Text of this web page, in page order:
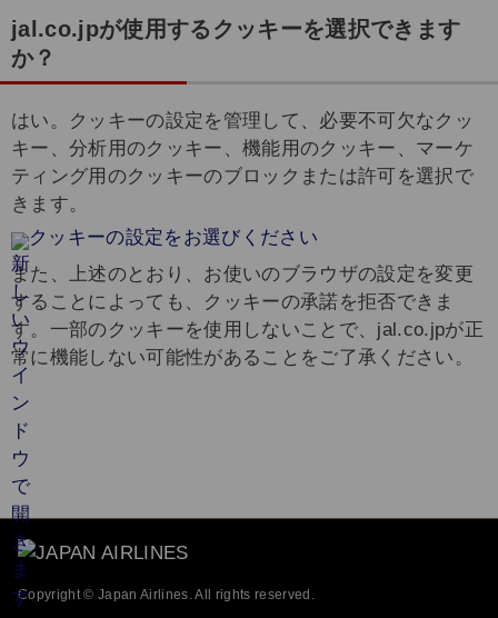
jal.co.jpが使用するクッキーを選択できます
か？
はい。クッキーの設定を管理して、必要不可欠なクッ
キー、分析用のクッキー、機能用のクッキー、マーケ
ティング用のクッキーのブロックまたは許可を選択で
きます。
クッキーの設定をお選びください
また、上述のとおり、お使いのブラウザの設定を変更
することによっても、クッキーの承諾を拒否できま
す。一部のクッキーを使用しないことで、jal.co.jpが正
常に機能しない可能性があることをご了承ください。
Copyright © Japan Airlines. All rights reserved.